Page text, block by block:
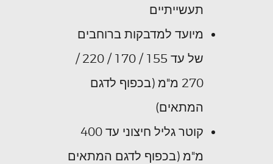
תעשייתיים
מיועד למדבקות ברוחבים
של עד 155 / 170 / 220 /
270 מ"מ (בכפוף לדגם
המתאים)
קוטר גליל חיצוני עד 400
מ"מ (בכפוף לדגם המתאים